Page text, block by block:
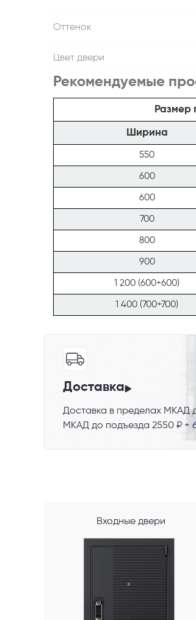
Оттенок
Цвет двери
Рекомендуемые
Размер
Ширина
550
600
600
700
800
900
1 200 (600+600)
1 400 (700+700)
Доставка
Доставка в пределах МКАД
МКАД до подъезда 2550 ₽ +
Входные двери